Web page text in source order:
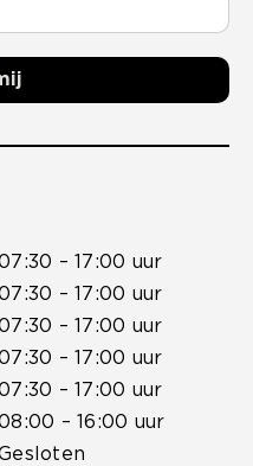
– 17:00 uur
– 17:00 uur
– 17:00 uur
– 17:00 uur
– 17:00 uur
– 16:00 uur